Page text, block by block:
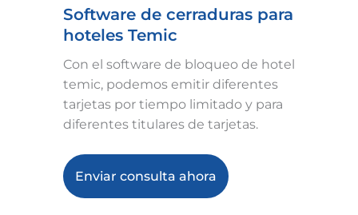
Software de cerraduras para
hoteles Temic
Con el software de bloqueo de hotel
temic, podemos emitir diferentes
tarjetas por tiempo limitado y para
diferentes titulares de tarjetas.
Enviar consulta ahora